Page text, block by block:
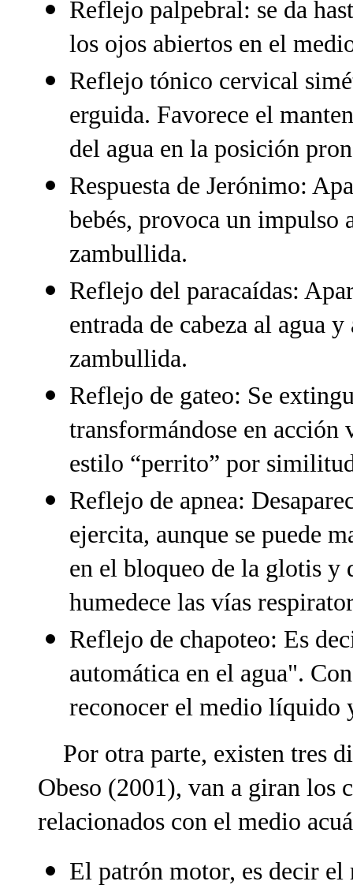
Reflejo palpebral: se da
los ojos abiertos en el
Reflejo tónico cervical
erguida. Favorece el
del agua en la posición
Respuesta de Jerónimo:
bebés, provoca un impulso
zambullida.
Reflejo del paracaídas:
entrada de cabeza al agua
zambullida.
Reflejo de gateo: Se
transformándose en
estilo “perrito” por
Reflejo de apnea:
ejercita, aunque se puede
en el bloqueo de la glotis y
humedece las vías
Reflejo de chapoteo: Es
automática en el agua".
reconocer el medio líquido
Por otra parte, existen tres
Obeso (2001), van a giran los
relacionados con el medio
El patrón motor, es decir